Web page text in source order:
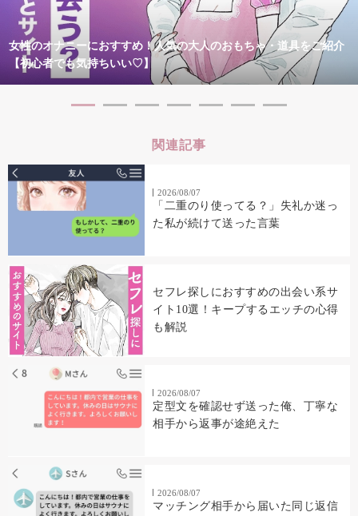
女性のオナニーにおすすめ！人気の大人のおもちゃ・道具をご紹介
【初心者でも気持ちいい♡】
関連記事
2026/08/07
「二重のり使ってる？」失礼か迷っ
た私が続けて送った言葉
セフレ探しにおすすめの出会い系サ
イト10選！キープするエッチの心得
も解説
2026/08/07
定型文を確認せず送った俺、丁寧な
相手から返事が途絶えた
2026/08/07
マッチング相手から届いた同じ返信